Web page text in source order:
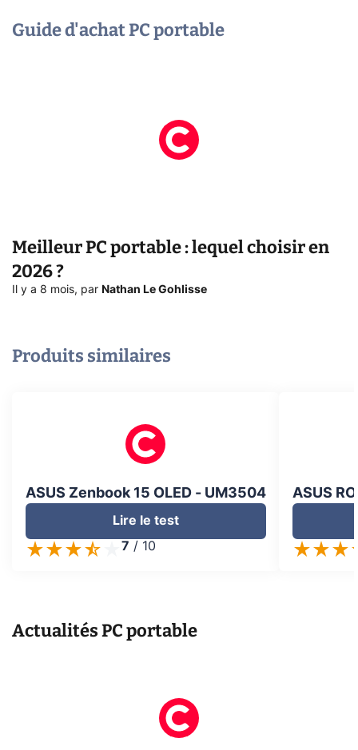
Guide d'achat PC portable
Meilleur PC portable : lequel choisir en
2026 ?
Il y a 8 mois, par Nathan Le Gohlisse
Produits similaires
ASUS Zenbook 15 OLED - UM3504
Lire le test
7 / 10
ASUS
ActualitésPC portable